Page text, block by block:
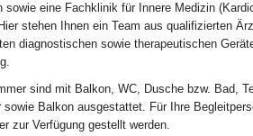
sowie eine Fachklinik für Innere Medizin
stehen Ihnen ein Team aus qualifizierten
diagnostischen sowie therapeutischen
sind mit Balkon, WC, Dusche bzw. Bad,
sowie Balkon ausgestattet. Für Ihre
zur Verfügung gestellt werden.